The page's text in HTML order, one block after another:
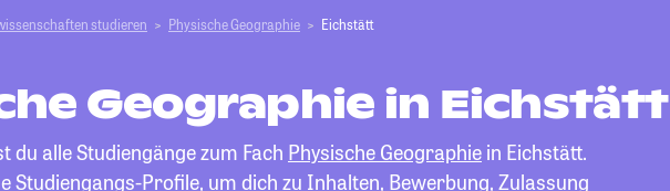
studieren Physische Geographie Eichstätt
Geographie in Eichstätt
du alle Studiengänge zum Fach Physische Geographie in Eichstätt.
Studiengangs-Profile, um dich zu Inhalten, Bewerbung, Zulassung